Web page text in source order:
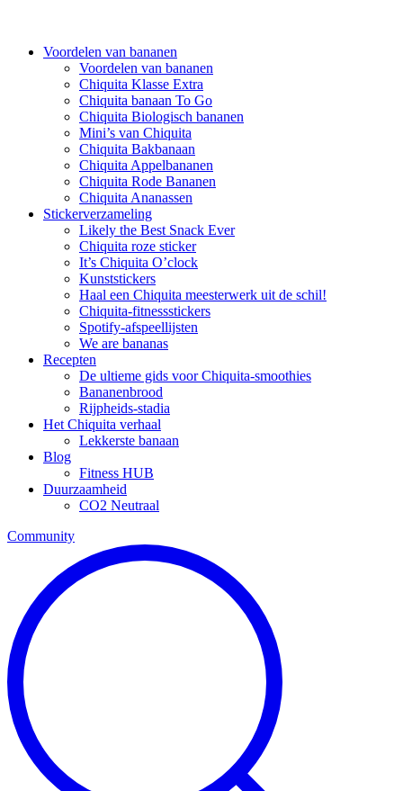
Voordelen van bananen
Voordelen van bananen
Chiquita Klasse Extra
Chiquita banaan To Go
Chiquita Biologisch bananen
Mini’s van Chiquita
Chiquita Bakbanaan
Chiquita Appelbananen
Chiquita Rode Bananen
Chiquita Ananassen
Stickerverzameling
Likely the Best Snack Ever
Chiquita roze sticker
It’s Chiquita O’clock
Kunststickers
Haal een Chiquita meesterwerk uit de schil!
Chiquita-fitnessstickers
Spotify-afspeellijsten
We are bananas
Recepten
De ultieme gids voor Chiquita-smoothies
Bananenbrood
Rijpheids-stadia
Het Chiquita verhaal
Lekkerste banaan
Blog
Fitness HUB
Duurzaamheid
CO2 Neutraal
Community